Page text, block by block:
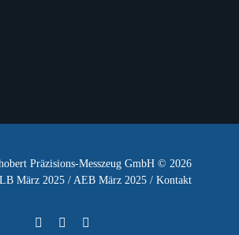
Präzisions-Messzeug GmbH © 2026
März 2025/ AEB März 2025/ Kontakt
FacebookInstagram